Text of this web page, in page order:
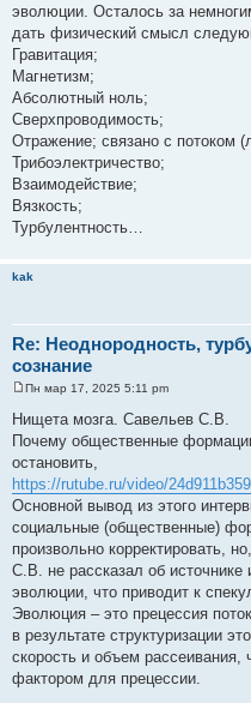
эволюции. Осталось за
дать физический смысл
Гравитация;
Магнетизм;
Абсолютный ноль;
Сверхпроводимость;
Отражение; связано с потоком
Трибоэлектричество;
Взаимодействие;
Вязкость;
Турбулентность…
kak
Re: Неоднородность,
сознание
о
б
е
н
е
Пн мар 17, 2025 5:11 pm
Нищета мозга. Савельев С.В.
Почему общественные
остановить,
https://rutube.ru/video/
Основной вывод из этого
социальные (общественные)
произвольно корректировать,
С.В. не рассказал об источнике
эволюции, что приводит к
Эволюция – это прецессия
в результате структуризации
скорость и объем
фактором для прецессии.